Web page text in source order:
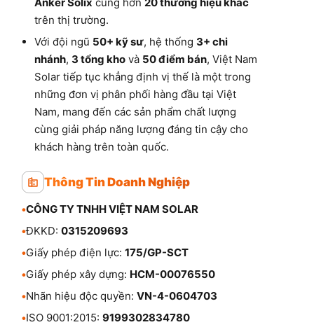
trên thị trường.
Với đội ngũ 50+ kỹ sư, hệ thống 3+ chi
nhánh, 3 tổng kho và 50 điểm bán, Việt Nam
Solar tiếp tục khẳng định vị thế là một trong
những đơn vị phân phối hàng đầu tại Việt
Nam, mang đến các sản phẩm chất lượng
cùng giải pháp năng lượng đáng tin cậy cho
khách hàng trên toàn quốc.
Thông Tin Doanh Nghiệp
•CÔNG TY TNHH VIỆT NAM SOLAR
•ĐKKD: 0315209693
•Giấy phép điện lực: 175/GP-SCT
•Giấy phép xây dựng: HCM-00076550
•Nhãn hiệu độc quyền: VN-4-0604703
•ISO 9001:2015: 9199302834780